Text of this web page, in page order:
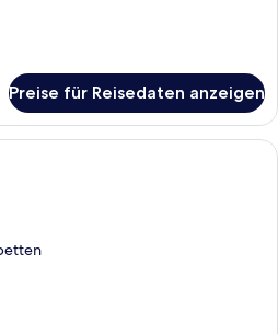
Preise für Reisedaten anzeigen
Ein modernes Hotelzimmer mit